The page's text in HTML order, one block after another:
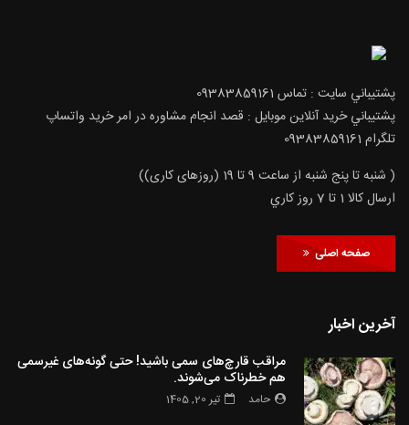
پشتيباني سايت : تماس 09383859161
پشتيباني خريد آنلاين موبايل : قصد انجام مشاوره در امر خرید واتساپ
تلگرام 09383859161
( شنبه تا پنج شنبه از ساعت 9 تا 19 (روزهای کاری))
ارسال كالا 1 تا 7 روز كاري
صفحه اصلی
آخرین اخبار
مراقب قارچ‌های سمی باشید! حتی گونه‌های غیرسمی
هم خطرناک می‌شوند.
حامد تیر 20, 1405